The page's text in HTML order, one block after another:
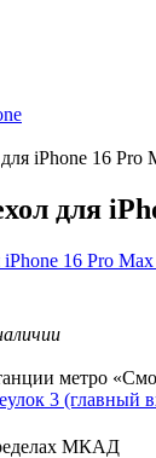
iPhone 16 Pro
для
метро
3 (главный
МКАД